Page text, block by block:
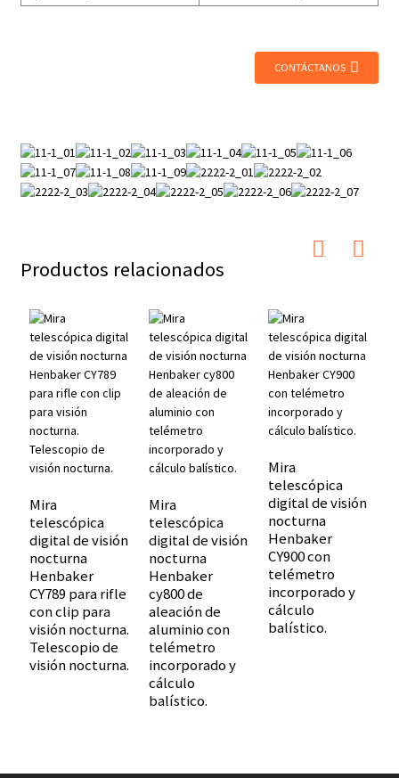
CONTÁCTANOS
Productos relacionados
Mira
telescópica
digital de visión
nocturna
Henbaker
CY789 para rifle
con clip para
visión nocturna.
Telescopio de
visión nocturna.
Mira
telescópica
digital de visión
nocturna
Henbaker
cy800 de
aleación de
aluminio con
telémetro
incorporado y
cálculo
balístico.
Mira
telescópica
digital de visión
nocturna
Henbaker
CY900 con
telémetro
incorporado y
cálculo
balístico.